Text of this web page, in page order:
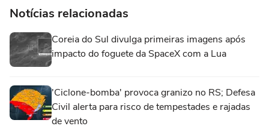
Notícias relacionadas
Coreia do Sul divulga primeiras imagens após
impacto do foguete da SpaceX com a Lua
'Ciclone-bomba' provoca granizo no RS; Defesa
Civil alerta para risco de tempestades e rajadas
de vento